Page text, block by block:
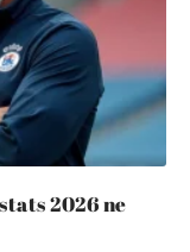
2026 ne